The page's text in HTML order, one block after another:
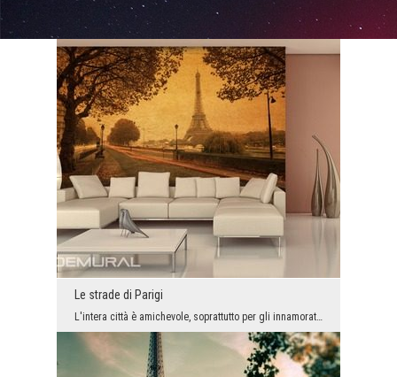
Le strade di Parigi
L'intera città è amichevole, soprattutto per gli innamorati. Pertanto, se abbiamo intenzione di f...